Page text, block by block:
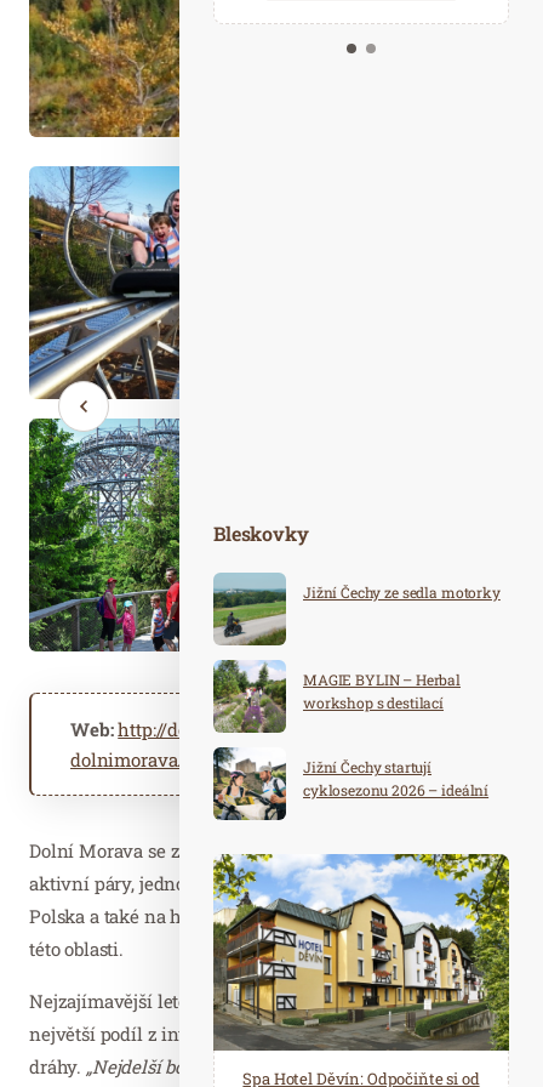
Kalendář událostí
Odebírejte náš newsletter
Web:http://dolnimorava.cz
dolnimorava.cz
Dolní Morava se zaměřuje převážně na rodiny s dětmi,
aktivní páry, jednodenní výletníky z České republiky i
Polska a také na hosty ubytované v hotelích a chatách v
této oblasti.
Nejzajímavější letošní novinkou, která si vyžádala
největší podíl z investic, je otevření Mamutí horské
dráhy. „Nejdelší bobová dráha svého druhu v Česku a
Bleskovky
Jižní Čechy ze sedla motorky
MAGIE BYLIN – Herbal
workshop s destilací
Jižní Čechy startují
cyklosezonu 2026 – ideální
Spa Hotel Děvín: Odpočiňte si od
Saunový ráj Holice: Odpočinek a